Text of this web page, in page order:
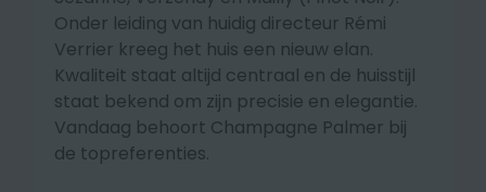
Onder leiding van huidig directeur Rémi
Verrier kreeg het huis een nieuw elan.
Kwaliteit staat altijd centraal en de huisstijl
staat bekend om zijn precisie en elegantie.
Vandaag behoort Champagne Palmer bij
de topreferenties.